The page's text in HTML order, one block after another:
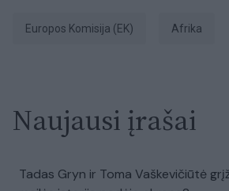
Europos Komisija (EK) Afrika
Naujausi įrašai
Tadas Gryn ir Toma Vaškevičiūtė